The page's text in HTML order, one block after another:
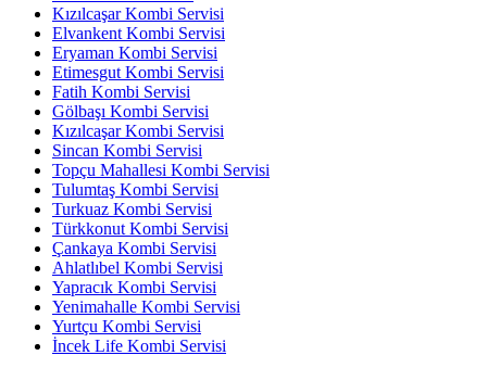
Kızılcaşar Kombi Servisi
Elvankent Kombi Servisi
Eryaman Kombi Servisi
Etimesgut Kombi Servisi
Fatih Kombi Servisi
Gölbaşı Kombi Servisi
Kızılcaşar Kombi Servisi
Sincan Kombi Servisi
Topçu Mahallesi Kombi Servisi
Tulumtaş Kombi Servisi
Turkuaz Kombi Servisi
Türkkonut Kombi Servisi
Çankaya Kombi Servisi
Ahlatlıbel Kombi Servisi
Yapracık Kombi Servisi
Yenimahalle Kombi Servisi
Yurtçu Kombi Servisi
İncek Life Kombi Servisi